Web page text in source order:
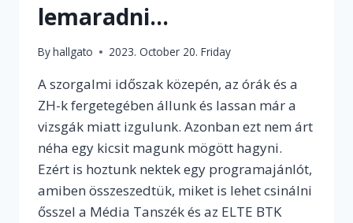
lemaradni…
Byhallgato 2023. October 20. Friday
A szorgalmi időszak közepén, az órák és a
ZH-k fergetegében állunk és lassan már a
vizsgák miatt izgulunk. Azonban ezt nem árt
néha egy kicsit magunk mögött hagyni.
Ezért is hoztunk nektek egy programajánlót,
amiben összeszedtük, miket is lehet csinálni
ősszel a Média Tanszék és az ELTE BTK